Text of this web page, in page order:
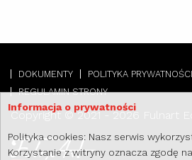
Informacja o prywatności
Polityka cookies: Nasz serwis
Korzystanie z witryny oznacza zgodę
DOKUMENTY
POLITYKA PRYWATNOŚCI
REGULAMIN STRONY
Copyright © 2021 - 2026 Fulnart